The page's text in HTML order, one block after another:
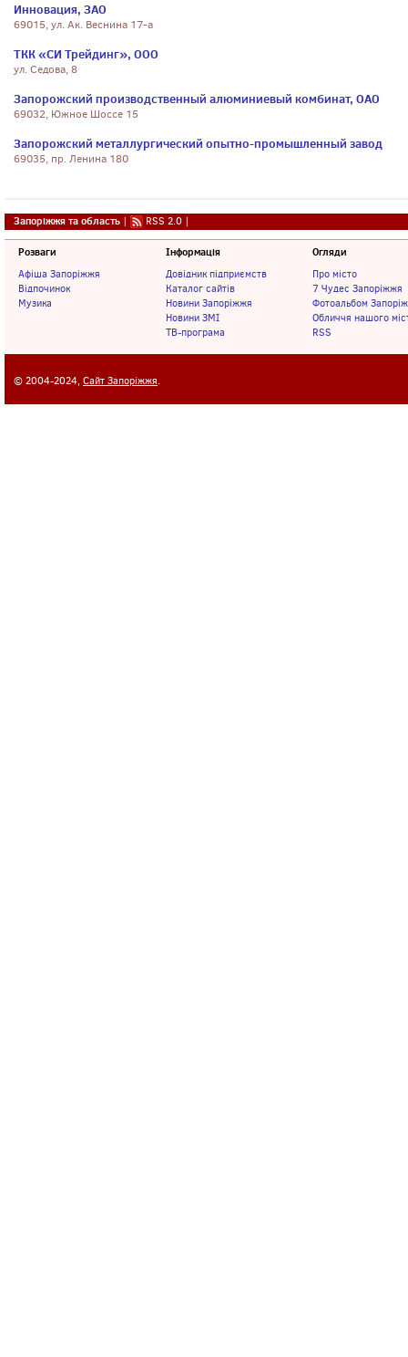
Инновация, ЗАО
69015, ул. Ак. Веснина 17-а
ТКК «СИ Трейдинг», ООО
ул. Седова, 8
Запорожский производственный алюминиевый комбинат, ОАО
69032, Южное Шоссе 15
Запорожский металлургический опытно-промышленный завод
69035, пр. Ленина 180
Запоріжжя та область | RSS 2.0 |
Розваги
Афіша Запоріжжя
Відпочинок
Музика
Інформація
Довідник підприємств
Каталог сайтів
Новини Запоріжжя
Новини ЗМІ
ТВ-програма
Огляди
Про місто
7 Чудес Запоріжжя
Фотоальбом
Обличчя нашого
RSS
© 2004-2024, Сайт Запоріжжя.